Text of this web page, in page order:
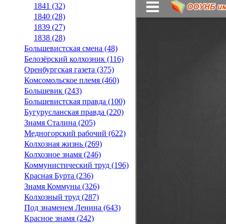
1841 (32)
1840 (28)
1839 (27)
1838 (28)
Большевистская смена (48)
Белозёрский колхозник (116)
Оренбургская газета (375)
Комсомольское племя (460)
Большевик (243)
Большевистская правда (100)
Бугурусланская правда (220)
Знамя Сталина (205)
Медногорский рабочий (622)
Колхозная жизнь (269)
Колхозное знамя (246)
Коммунистический труд (196)
Красная Бурта (236)
Знамя Коммуны (326)
Колхозный труд (287)
Под знаменем Ленина (643)
Красное знамя (242)